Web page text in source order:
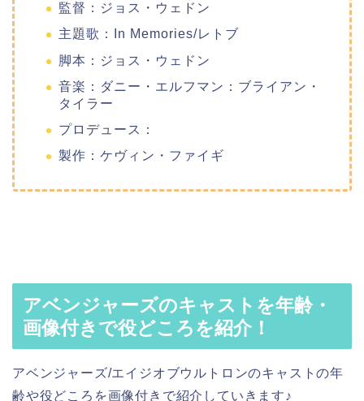
監督：ジョス・ウェドン
主題歌：In Memories/レトブ
脚本：ジョス・ウェドン
音楽：ダニー・エルフマン：ブライアン・
タイラー
プロデュース：
製作：ケヴィン・ファイギ
アベンジャーズのキャストを年齢・
画像付きで役どころを紹介！
アベンジャーズ/エイジオブウルトロンのキャストの年
齢や役どころを画像付きで紹介していきます♪